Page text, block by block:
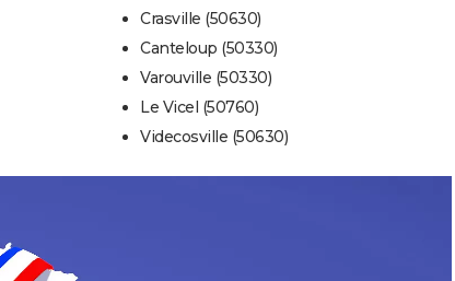
Crasville (50630)
Canteloup (50330)
Varouville (50330)
Le Vicel (50760)
Videcosville (50630)